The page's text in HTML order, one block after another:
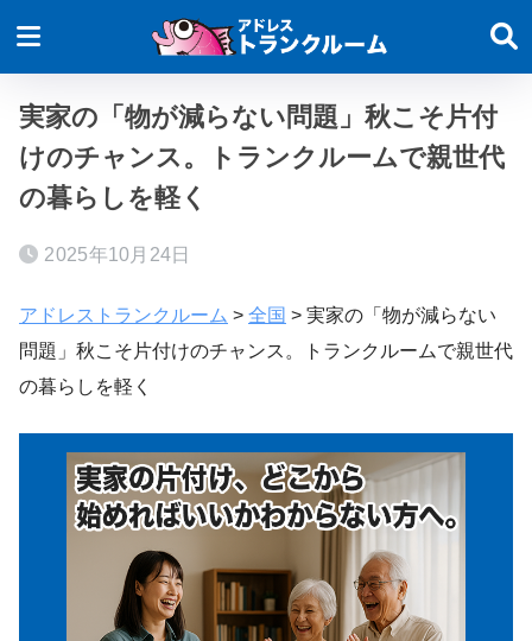
実家の「物が減らない問題」秋こそ片付
けのチャンス。トランクルームで親世代
の暮らしを軽く
2025年10月24日
アドレストランクルーム > 全国 > 実家の「物が減らない
問題」秋こそ片付けのチャンス。トランクルームで親世代
の暮らしを軽く